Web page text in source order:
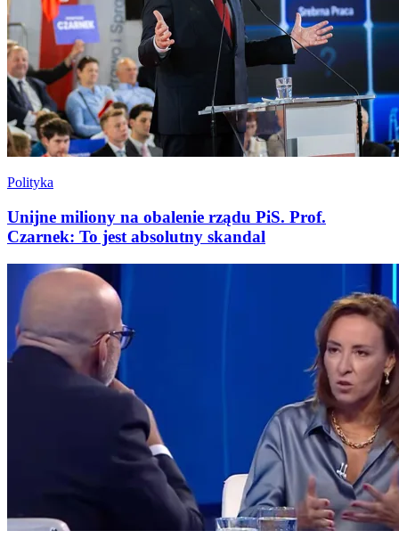
Polityka
Unijne miliony na obalenie rządu PiS. Prof.
Czarnek: To jest absolutny skandal